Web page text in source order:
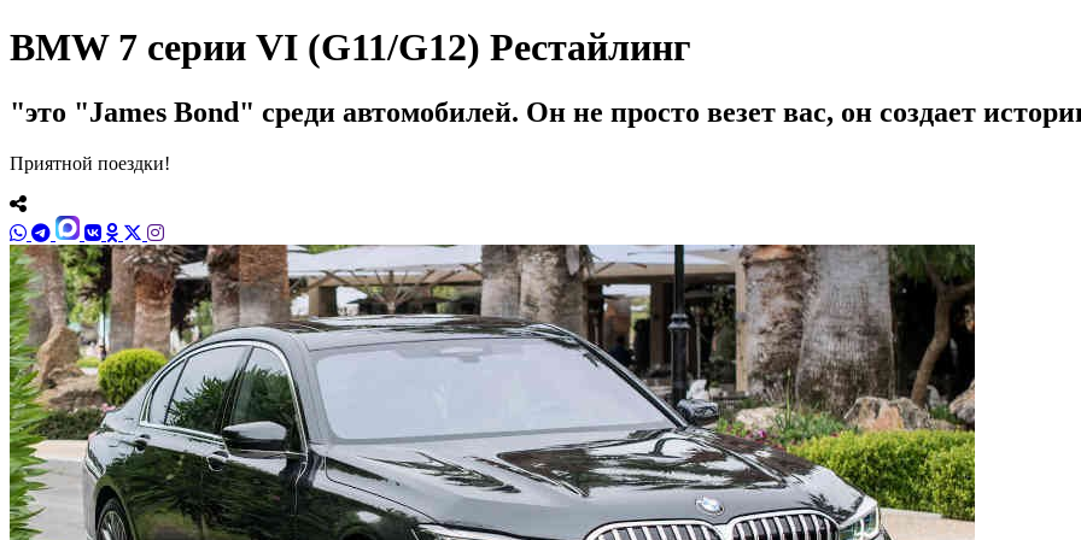
BMW 7 серии VI (G11/G12) Рестайлинг
это "James Bond" среди автомобилей. Он не просто везет вас, он создает
Приятной поездки!